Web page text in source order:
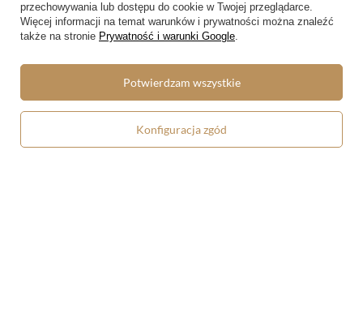
Regulaminy
Polityka prywatności i cookies
Lista form płatności
Zasady dotyczące zwrotów
przechowywania lub dostępu do cookie w Twojej przeglądarce.
Więcej informacji na temat warunków i prywatności można znaleźć
także na stronie Prywatność i warunki Google.
Konfiguracja zgód
Potwierdzam wszystkie